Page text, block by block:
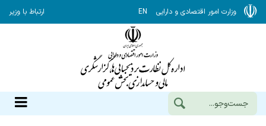
وزارت امور اقتصادی و دارایی EN ارتباط با وزیر